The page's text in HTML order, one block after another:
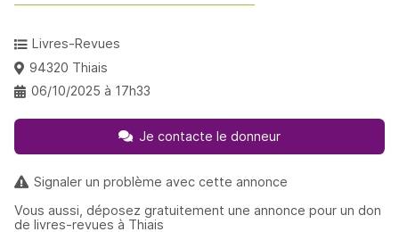
Livres-Revues
94320 Thiais
06/10/2025 à 17h33
Je contacte le donneur
Signaler un problème avec cette annonce
Vous aussi, déposez gratuitement une annonce pour un don
de livres-revues à Thiais